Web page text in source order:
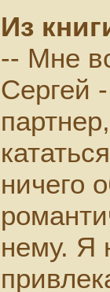
Из
-- Мне
Сергей
ничего
нему. Я